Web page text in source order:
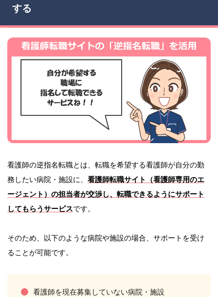
する
看護師の逆指名転職とは、転職を希望する看護師が自分の勤
務したい病院・施設に、 看護師転職サイト（看護師専用のエ
ージェント）の担当者が交渉し、転職できるようにサポート
してもらうサービスです。
そのため、以下のような病院や施設の場合、サポートを受け
ることが可能です。
看護師を現在募集していない病院・施設